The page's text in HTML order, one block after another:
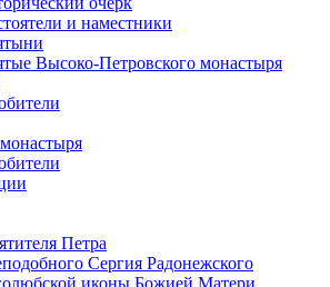
и наместники
Высоко-Петровского монастыря
Петра
Сергия Радонежского
иконы Божией Матери